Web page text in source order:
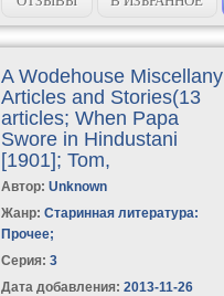
A Wodehouse Miscellany
Articles and Stories(13
articles; When Papa
Swore in Hindustani
[1901]; Tom,
Автор: Unknown
Жанр: Старинная литература:
Прочее;
Серия: 3
Дата добавления: 2013-11-26